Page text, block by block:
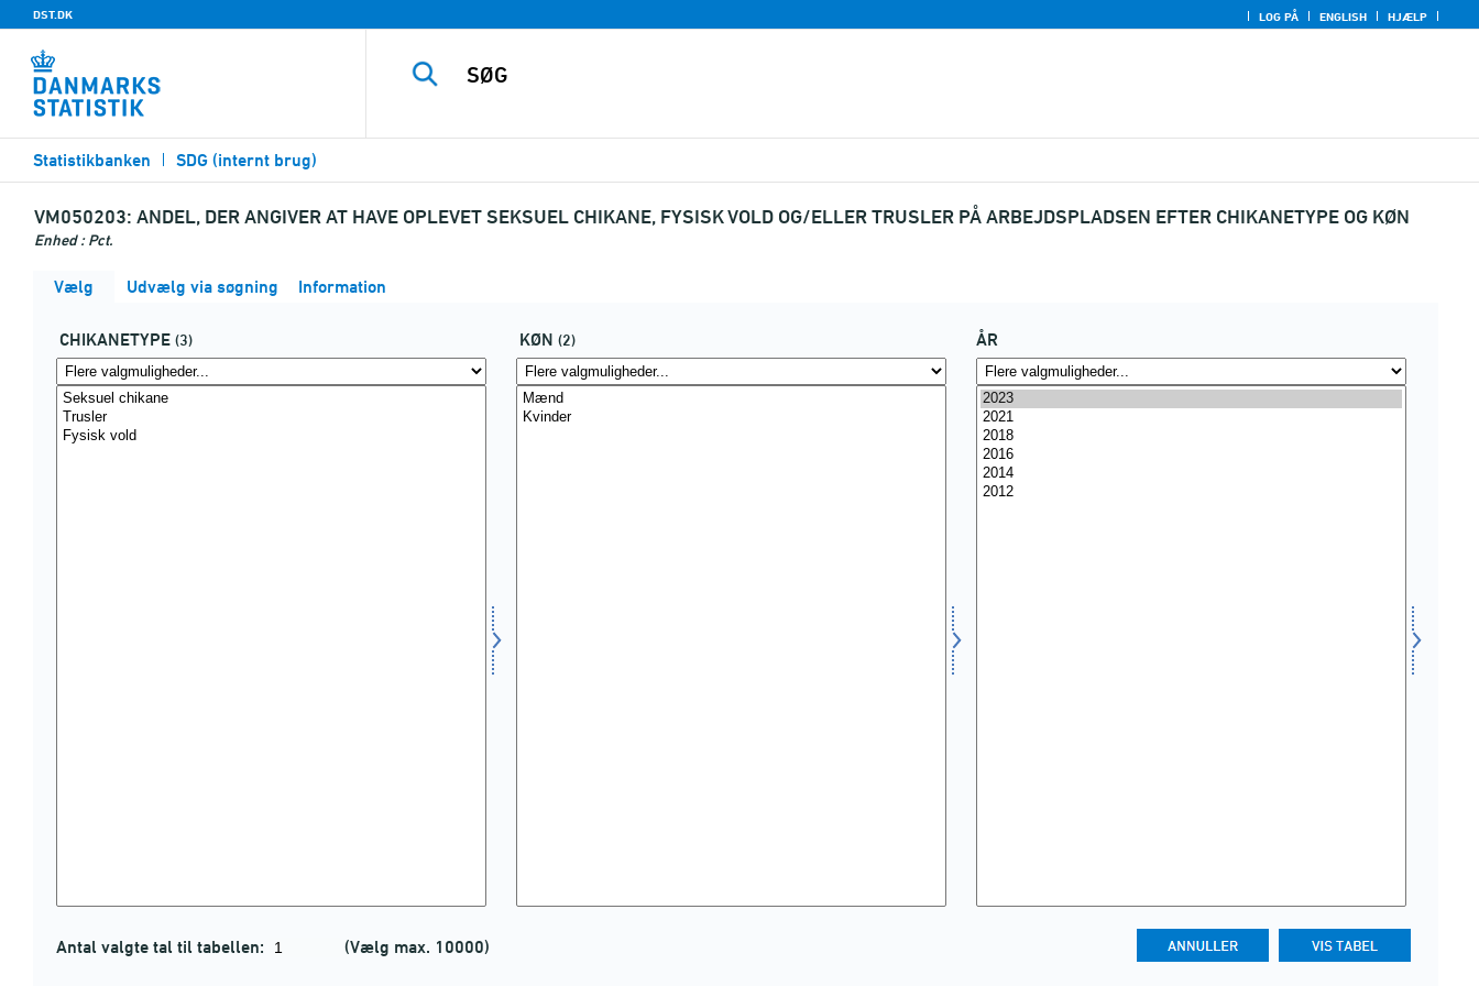
DST.DK LOG PÅ ENGLISH HJÆLP
Statistikbanken SDG (internt brug)
VM050203: ANDEL, DER ANGIVER AT HAVE OPLEVET SEKSUEL CHIKANE, FYSISK VOLD OG/ELLER TRUSLER PÅ ARBEJDSPLADSEN EFTER CHIKANETYPE OG KØN
Enhed : Pct.
Vælg Udvælg via søgning Information
CHIKANETYPE (3) KØN (2) ÅR
Antal valgte tal til tabellen: (Vælg max. 10000)